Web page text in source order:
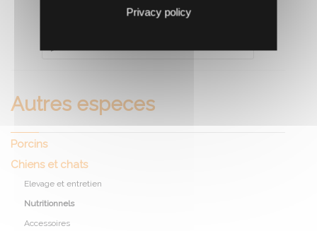
Autres especes
Porcins
Chiens et chats
Elevage et entretien
Nutritionnels
Accessoires
Privacy policy